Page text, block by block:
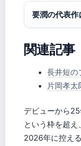
要潤の代表作
関連記事
長井短の
片岡孝
デビューから
という枠を超え
2026年に控え